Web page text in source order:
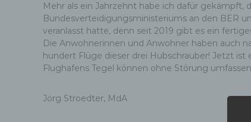
Mehr als ein Jahrzehnt habe ich dafür gekämpft,
Bundesverteidigungsministeriums an den BER
veranlasst hatte, denn seit 2019 gibt es ein
Die Anwohnerinnen und Anwohner haben auch
hundert Flüge dieser drei Hubschrauber! Jetzt
Flughafens Tegel können ohne Störung
Jörg Stroedter, MdA